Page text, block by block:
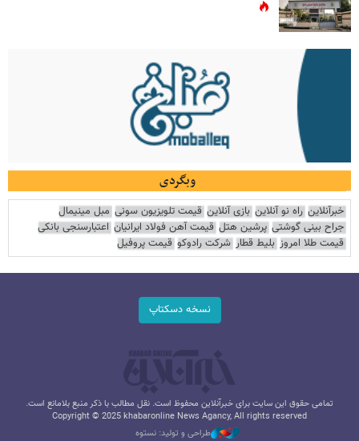
وبگردی
خبرآنلاین راه نو آنلاین بازی آنلاین قیمت تلویزیون سونی مبل مینیمال
جراح بینی گوشتی پرشین هتل قیمت آهن فولاد ایرانیان اعتبارسنجی بانکی
قیمت طلا امروز بلیط قطار شرکت رادوکو قیمت پروفیل
نسخه دسکتاپ
تمامی حقوق این سایت برای خبرآنلاین محفوظ است. نقل مطالب با ذکر منبع بلامانع است.
Copyright © 2025 khabaronline News Agancy, All rights reserved
طراحی و تولید: نستوه